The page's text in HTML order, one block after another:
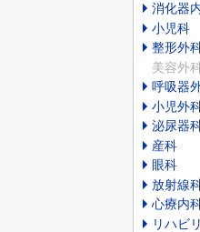
消化器
小児科
整形外
美容外
呼吸器
小児外
泌尿器
産科
眼科
放射線
心療内
リハビ